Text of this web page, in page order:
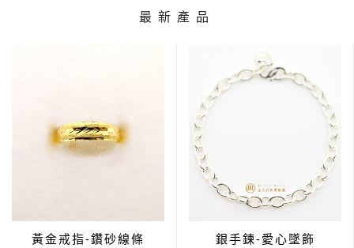
最新產品
黃金戒指-鑽砂線條 銀手鍊-愛心墜飾